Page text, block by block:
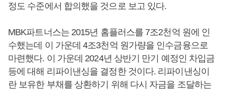
정도 수준에서 합의했을 것으로 보고 있다.
MBK파트너스는 2015년 홈플러스를 7조2천억 원에 인
수했는데 이 가운데 4조3천억 원가량을 인수금융으로
마련했다. 이 가운데 2024년 상반기 만기 예정인 차입금
등에 대해 리파이낸싱을 결정한 것이다. 리파이낸싱이
란 보유한 부채를 상환하기 위해 다시 자금을 조달하는